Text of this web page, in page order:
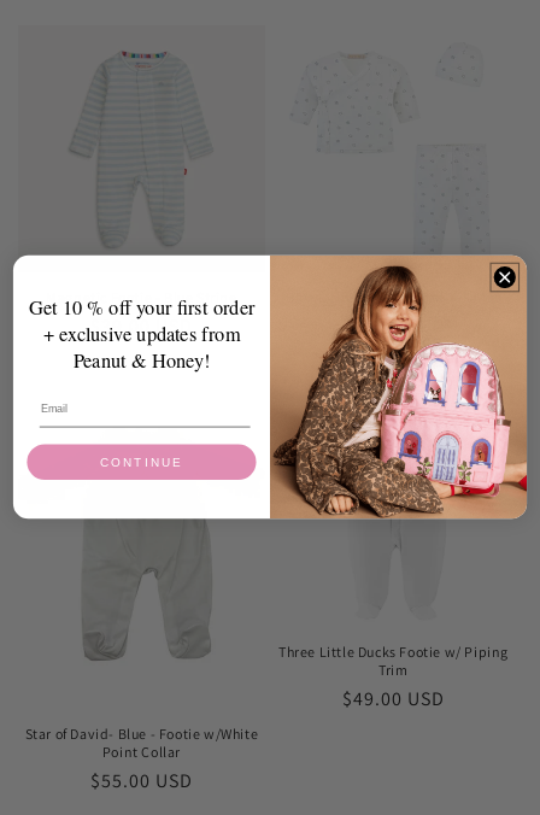
Magnetic Footie - Blue Stripe
Prix
habituel
$39.00 USD
Blue Little Stars Printed Take Me
Home w/Hat Set
Prix
habituel
$59.00 USD
Star of David- Blue - Footie w/White
Point Collar
Prix
$55.00 USD
Three Little Ducks Footie w/ Piping
Trim
Prix
$49.00 USD
Get 10 % off your first order
+ exclusive updates from
Peanut & Honey!
CONTINUE